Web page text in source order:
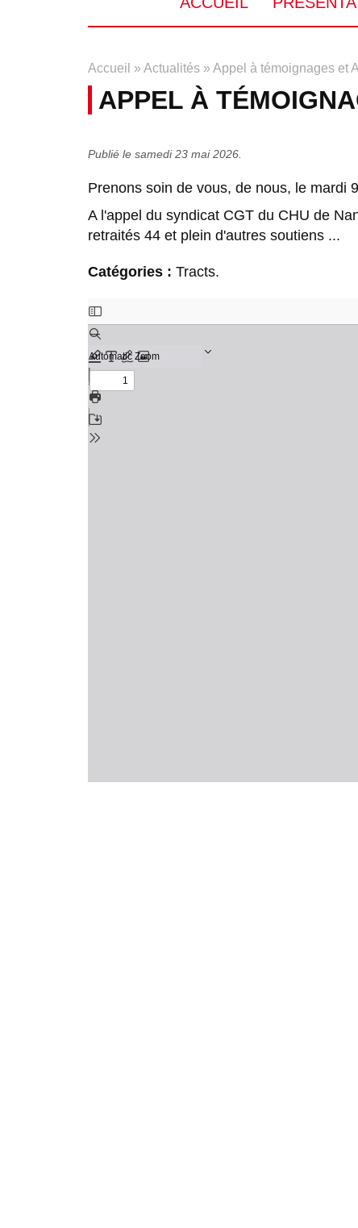
Accueil » Actualités » Appel à témoignages et
APPEL À
Publié le samedi 23 mai 2026.
Prenons soin de vous, de nous, le mardi
A l'appel du syndicat CGT du CHU de
retraités 44 et plein d'autres soutiens ...
Catégories : Tracts